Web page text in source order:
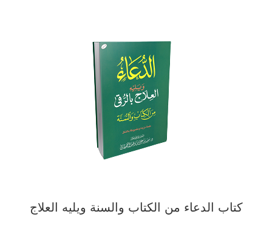
كتاب الدعاء من الكتاب والسنة ويليه العلاج